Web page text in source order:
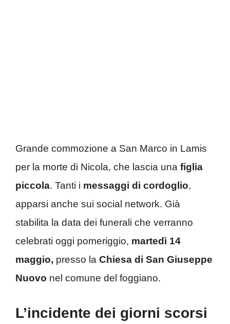
Grande commozione a San Marco in Lamis
per la morte di Nicola, che lascia una figlia
piccola. Tanti i messaggi di cordoglio,
apparsi anche sui social network. Già
stabilita la data dei funerali che verranno
celebrati oggi pomeriggio, martedì 14
maggio, presso la Chiesa di San Giuseppe
Nuovo nel comune del foggiano.
L’incidente dei giorni scorsi